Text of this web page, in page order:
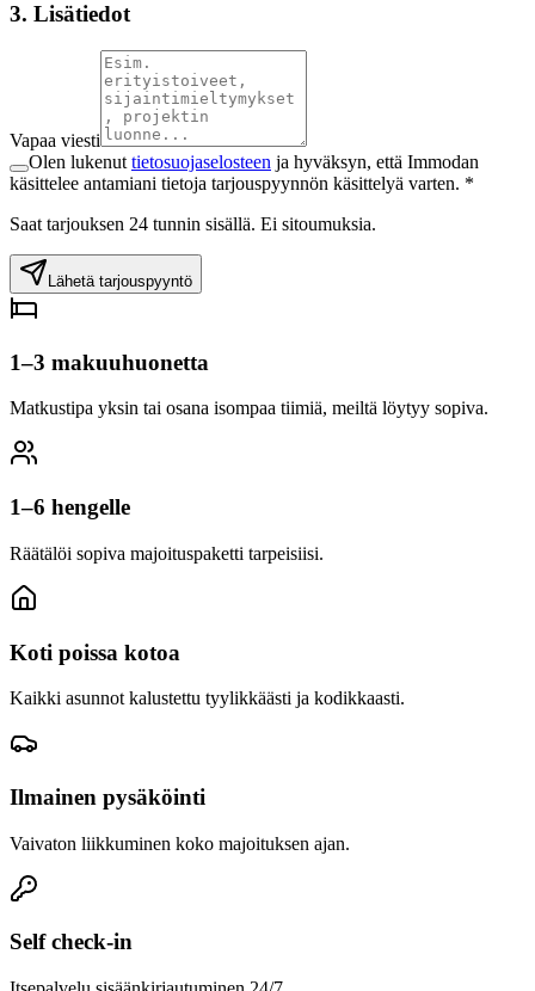
3. Lisätiedot
Vapaa viesti
Olen lukenut tietosuojaselosteen ja hyväksyn, että Immodan
käsittelee antamiani tietoja tarjouspyynnön käsittelyä varten. *
Saat tarjouksen 24 tunnin sisällä. Ei sitoumuksia.
Lähetä tarjouspyyntö
1–3 makuuhuonetta
Matkustipa yksin tai osana isompaa tiimiä, meiltä löytyy sopiva.
1–6 hengelle
Räätälöi sopiva majoituspaketti tarpeisiisi.
Koti poissa kotoa
Kaikki asunnot kalustettu tyylikkäästi ja kodikkaasti.
Ilmainen pysäköinti
Vaivaton liikkuminen koko majoituksen ajan.
Self check-in